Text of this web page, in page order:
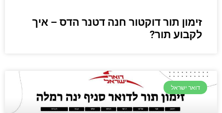
זימון תור דוקטור חנה דטנר הדס – איך
לקבוע תור?
דואר ישראל